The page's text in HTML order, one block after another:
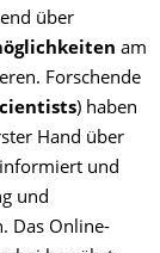
über
am
Forschende
) haben
Hand über
und
und
Das Online-